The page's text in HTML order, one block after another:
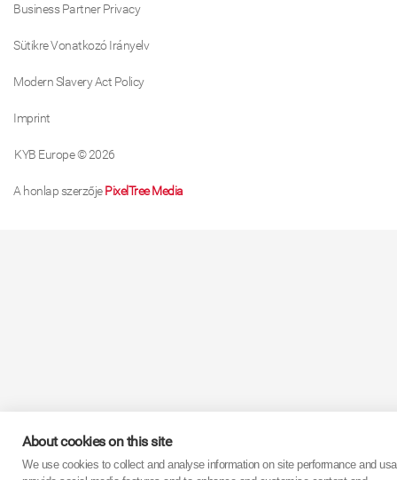
Business Partner Privacy
Sütikre Vonatkozó Irányelv
Modern Slavery Act Policy
Imprint
KYB Europe © 2026
A honlap szerzőjePixelTree Media
About cookies on this site
We use cookies to collect and analyse information on site performance and